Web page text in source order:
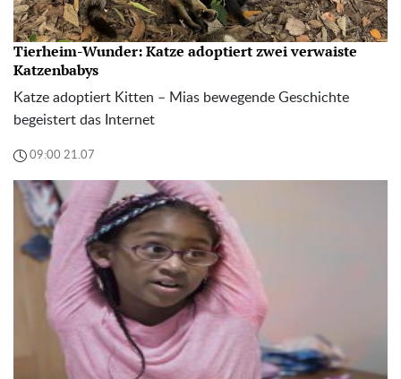
Tierheim-Wunder: Katze adoptiert zwei verwaiste
Katzenbabys
Katze adoptiert Kitten – Mias bewegende Geschichte
begeistert das Internet
09:00 21.07